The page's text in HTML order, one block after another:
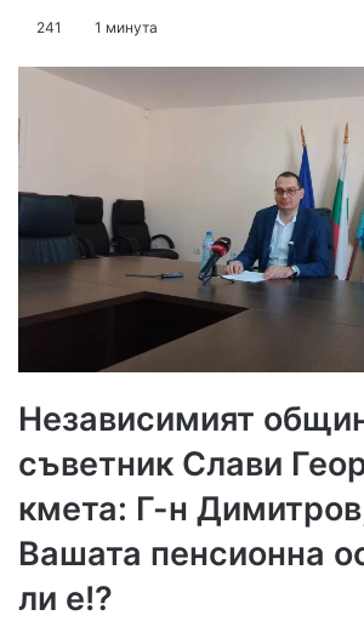
241 1 минута
Независимият
съветник Слави
кмета: Г-н
Вашата пенсионна
ли е!?